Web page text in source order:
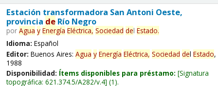
Estación transformadora San Antoni Oeste,
provincia deRío Negro
por Agua y Energía Eléctrica, Sociedad del Estado.
Idioma: Español
Editor: Buenos Aires: Agua y Energía Eléctrica, Sociedad del Estado,
1988
Disponibilidad: Ítems disponibles para préstamo: Signatura
topográfica: 621.374.5/A282/v.4 (1).